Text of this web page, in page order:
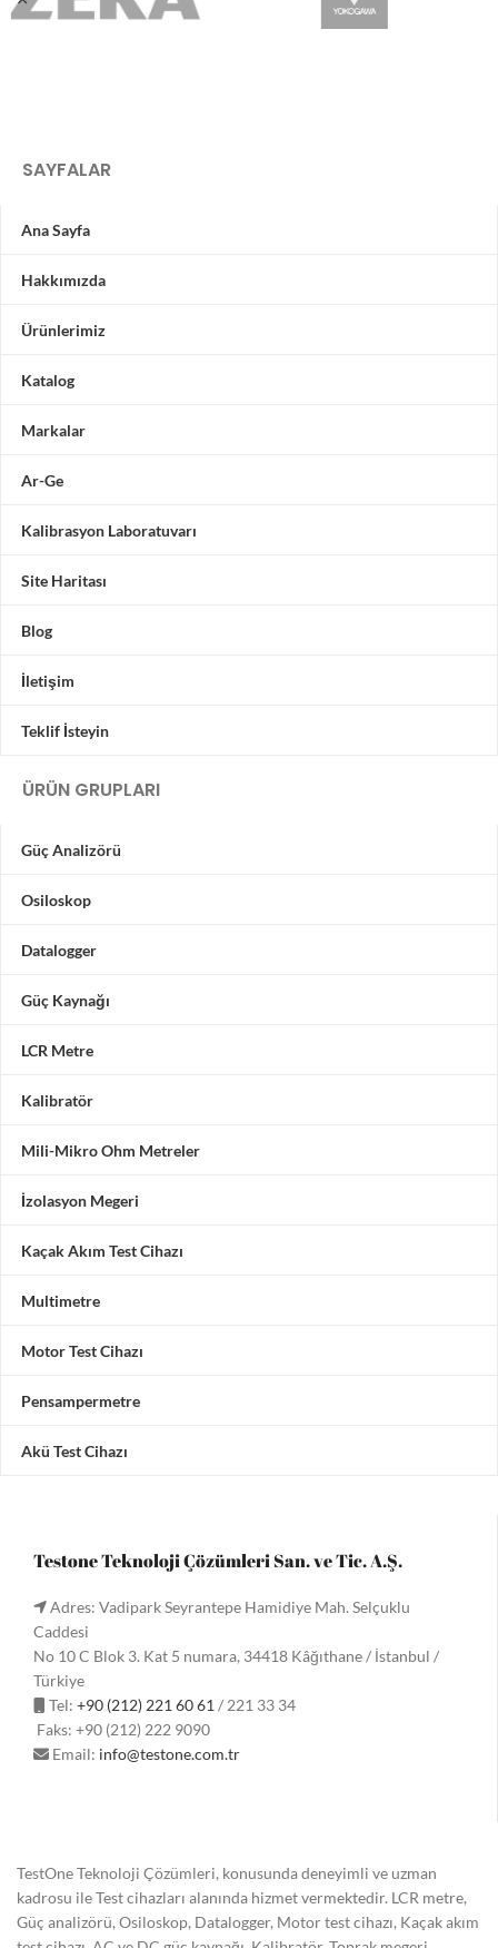
SAYFALAR
Ana Sayfa
Hakkımızda
Ürünlerimiz
Katalog
Markalar
Ar-Ge
Kalibrasyon Laboratuvarı
Site Haritası
Blog
İletişim
Teklif İsteyin
ÜRÜN GRUPLARI
Güç Analizörü
Osiloskop
Datalogger
Güç Kaynağı
LCR Metre
Kalibratör
Mili-Mikro Ohm Metreler
İzolasyon Megeri
Kaçak Akım Test Cihazı
Multimetre
Motor Test Cihazı
Pensampermetre
Akü Test Cihazı
Testone Teknoloji Çözümleri San. ve Tic. A.Ş.
Adres: Vadipark Seyrantepe Hamidiye Mah. Selçuklu
Caddesi
No 10 C Blok 3. Kat 5 numara, 34418 Kâğıthane / İstanbul /
Türkiye
Tel: +90 (212) 221 60 61 / 221 33 34
Faks: +90 (212) 222 9090
Email: info@testone.com.tr
TestOne Teknoloji Çözümleri, konusunda deneyimli ve uzman
kadrosu ile Test cihazları alanında hizmet vermektedir. LCR metre,
Güç analizörü, Osiloskop, Datalogger, Motor test cihazı, Kaçak akım